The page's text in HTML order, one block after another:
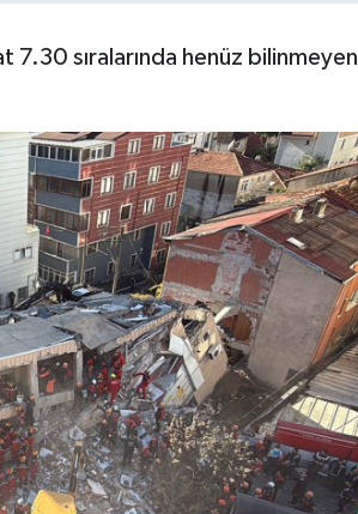
7.30 sıralarında henüz bilinmeyen